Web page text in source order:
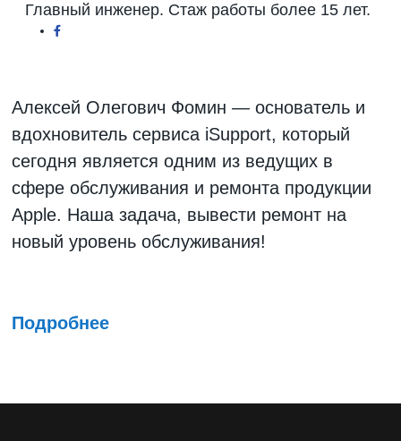
Главный инженер. Стаж работы более 15 лет.
Алексей Олегович Фомин — основатель и
вдохновитель сервиса iSupport, который
сегодня является одним из ведущих в
сфере обслуживания и ремонта продукции
Apple. Наша задача, вывести ремонт на
новый уровень обслуживания!
Подробнее